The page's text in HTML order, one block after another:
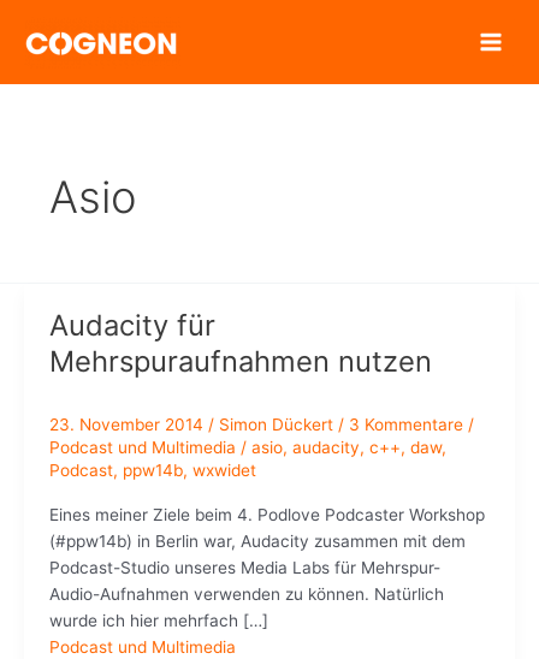
Inhalt
Asio
Audacity für
Mehrspuraufnahmen nutzen
23. November 2014 / Simon Dückert / 3 Kommentare /
Podcast und Multimedia / asio, audacity, c++, daw,
Podcast, ppw14b, wxwidet
Eines meiner Ziele beim 4. Podlove Podcaster Workshop
(#ppw14b) in Berlin war, Audacity zusammen mit dem
Podcast-Studio unseres Media Labs für Mehrspur-
Audio-Aufnahmen verwenden zu können. Natürlich
wurde ich hier mehrfach […]
Podcast und Multimedia